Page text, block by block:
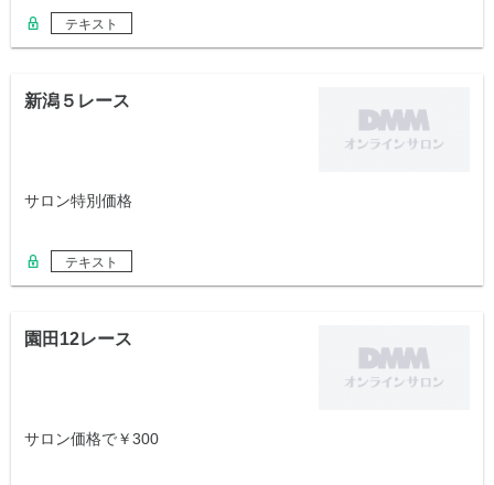
テキスト
新潟５レース
サロン特別価格
テキスト
園田12レース
サロン価格で￥300